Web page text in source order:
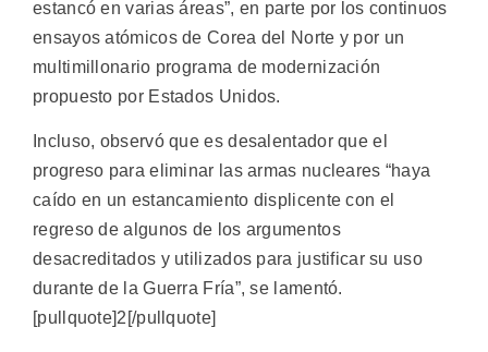
estancó en varias áreas”, en parte por los continuos
ensayos atómicos de Corea del Norte y por un
multimillonario programa de modernización
propuesto por Estados Unidos.
Incluso, observó que es desalentador que el
progreso para eliminar las armas nucleares “haya
caído en un estancamiento displicente con el
regreso de algunos de los argumentos
desacreditados y utilizados para justificar su uso
durante de la Guerra Fría”, se lamentó.
[pullquote]2[/pullquote]